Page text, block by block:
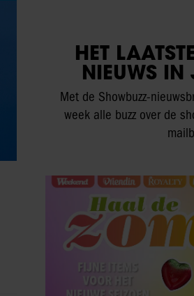
HET
NIEUWS
Met de Showbuzz-
week alle buzz over de